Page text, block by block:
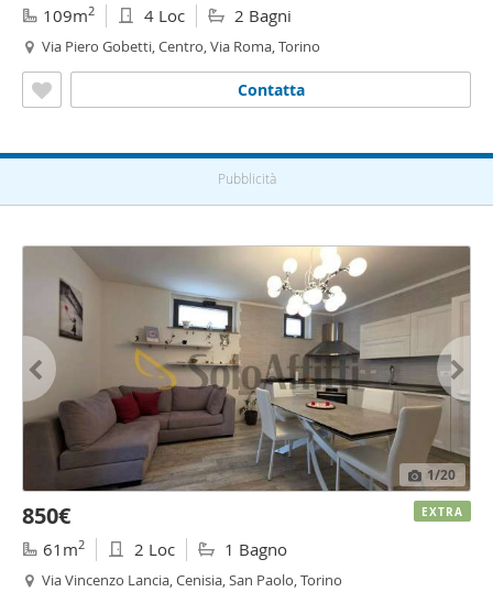
109m2 4 Loc 2 Bagni
Via Piero Gobetti, Centro, Via Roma, Torino
Contatta
Pubblicità
1/20
850€
61m2 2 Loc 1 Bagno
Via Vincenzo Lancia, Cenisia, San Paolo, Torino
EXTRA